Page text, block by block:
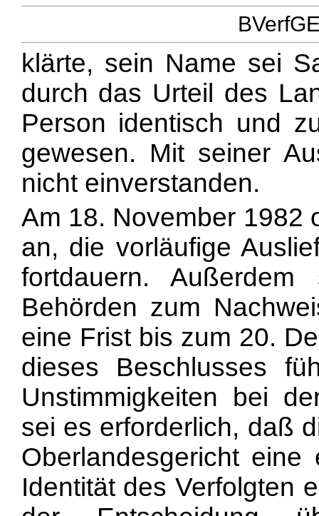
klärte, sein Name sei
durch das Urteil des
Person identisch und
gewesen. Mit seiner
nicht einverstanden.
Am 18. November 1982
an, die vorläufige
fortdauern.
Behörden zum
eine Frist bis zum 20.
dieses Beschlusses
Unstimmigkeiten bei
sei es erforderlich, daß
Oberlandesgericht eine
Identität des Verfolgten